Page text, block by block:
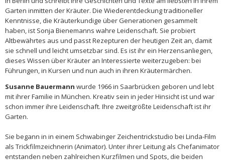
Garten inmitten der Kräuter. Die Wiederentdeckung traditioneller
Kenntnisse, die Kräuterkundige über Generationen gesammelt
haben, ist Sonja Bienemanns wahre Leidenschaft. Sie probiert
Altbewährtes aus und passt Rezepturen der heutigen Zeit an, damit
sie schnell und leicht umsetzbar sind. Es ist ihr ein Herzensanliegen,
dieses Wissen über Kräuter an Interessierte weiterzugeben: bei
Führungen, in Kursen und nun auch in ihren Kräutermärchen.
Susanne Bauermann wurde 1966 in Saarbrücken geboren und lebt
mit ihrer Familie in München. Kreativ sein in jeder Hinsicht ist und war
schon immer ihre Leidenschaft. Ihre zweitgrößte Leidenschaft ist ihr
Garten.
Sie begann in in einem Schwabinger Zeichentrickstudio bei Linda-Film
als Trickfilmzeichnerin (Animator). Unter ihrer Leitung als Chefanimator
entstanden neben zahlreichen Kurzfilmen und Spots, die beiden